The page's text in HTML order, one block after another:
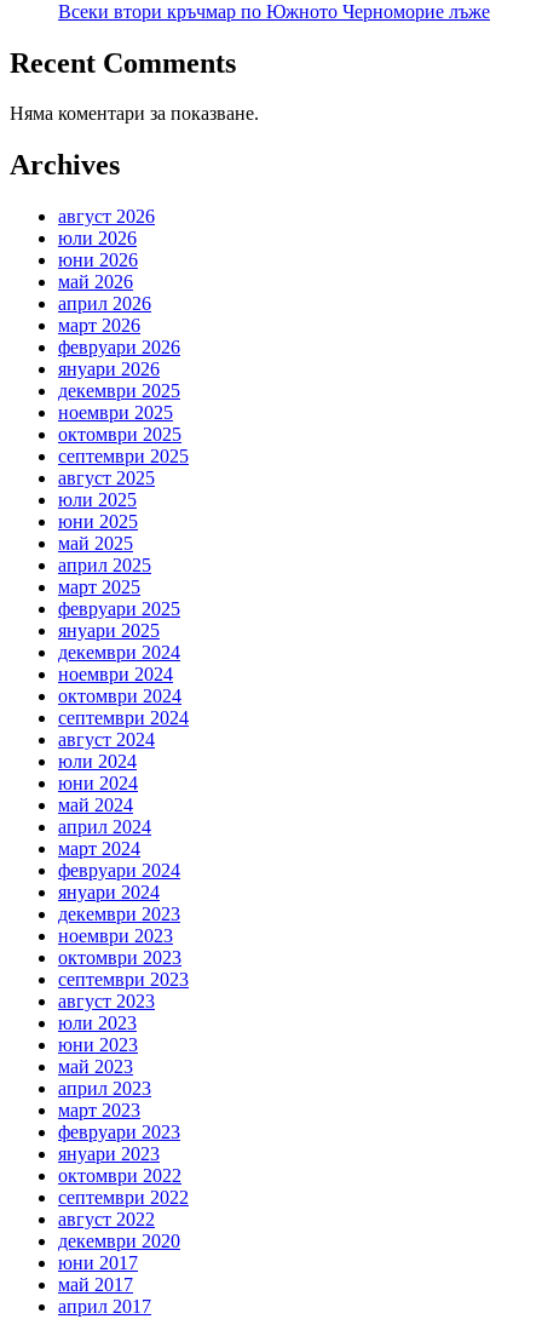
Всеки втори кръчмар по Южното Черноморие лъже
Recent Comments
Няма коментари за показване.
Archives
август 2026
юли 2026
юни 2026
май 2026
април 2026
март 2026
февруари 2026
януари 2026
декември 2025
ноември 2025
октомври 2025
септември 2025
август 2025
юли 2025
юни 2025
май 2025
април 2025
март 2025
февруари 2025
януари 2025
декември 2024
ноември 2024
октомври 2024
септември 2024
август 2024
юли 2024
юни 2024
май 2024
април 2024
март 2024
февруари 2024
януари 2024
декември 2023
ноември 2023
октомври 2023
септември 2023
август 2023
юли 2023
юни 2023
май 2023
април 2023
март 2023
февруари 2023
януари 2023
октомври 2022
септември 2022
август 2022
декември 2020
юни 2017
май 2017
април 2017